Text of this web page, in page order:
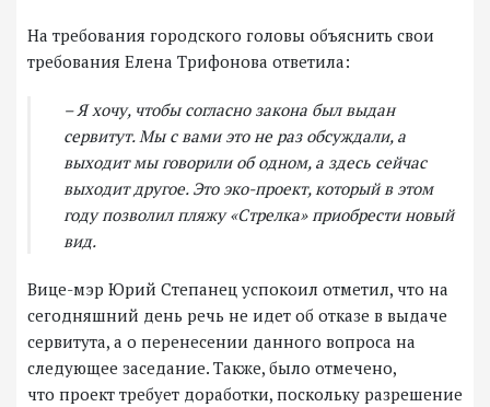
На требования городского головы объяснить свои
требования Елена Трифонова ответила:
– Я хочу, чтобы согласно закона был выдан
сервитут. Мы с вами это не раз обсуждали, а
выходит мы говорили об одном, а здесь сейчас
выходит другое. Это эко-проект, который в этом
году позволил пляжу «Стрелка» приобрести новый
вид.
Вице-мэр Юрий Степанец успокоил отметил, что на
сегодняшний день речь не идет об отказе в выдаче
сервитута, а о перенесении данного вопроса на
следующее заседание. Также, было отмечено,
что проект требует доработки, поскольку разрешение